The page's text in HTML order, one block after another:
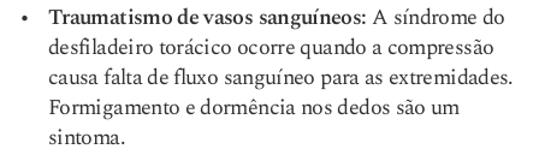
Traumatismo de vasos sanguíneos:A síndrome do
desfiladeiro torácico ocorre quando a compressão
causa falta de fluxo sanguíneo para as extremidades.
Formigamento e dormência nos dedos são um
sintoma.